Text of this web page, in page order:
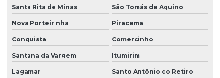
Santa Rita de Minas São Tomás de Aquino
Nova Porteirinha Piracema
Conquista Comercinho
Santana da Vargem Itumirim
Lagamar Santo Antônio do Retiro